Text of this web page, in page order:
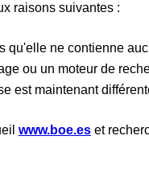
raisons suivantes :
qu'elle ne contienne
ou un moteur de
est maintenant
www.boe.es et